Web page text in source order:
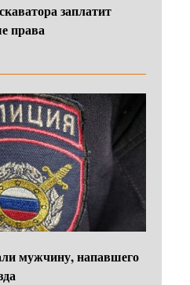
заплатит
права
мужчину, напавшего